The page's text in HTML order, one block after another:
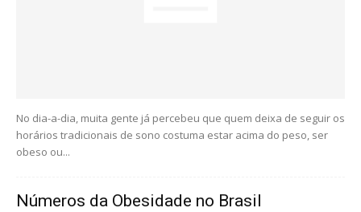
No dia-a-dia, muita gente já percebeu que quem deixa de seguir os
horários tradicionais de sono costuma estar acima do peso, ser
obeso ou...
Números da Obesidade no Brasil